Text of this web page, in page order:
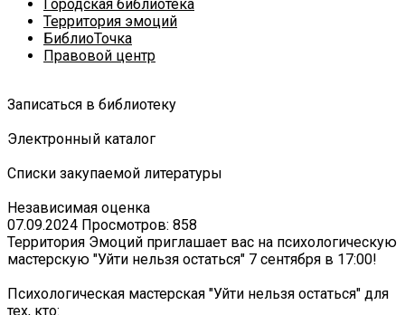
Городская библиотека
Территория эмоций
БиблиоТочка
Правовой центр
Записаться в библиотеку
Электронный каталог
Списки закупаемой литературы
Независимая оценка
07.09.2024 Просмотров: 858
Территория Эмоций приглашает вас на психологическую
мастерскую "Уйти нельзя остаться" 7 сентября в 17:00!
Психологическая мастерская "Уйти нельзя остаться" для
тех, кто: